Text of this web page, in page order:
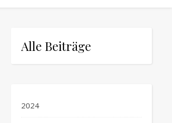
Alle Beiträge
2024